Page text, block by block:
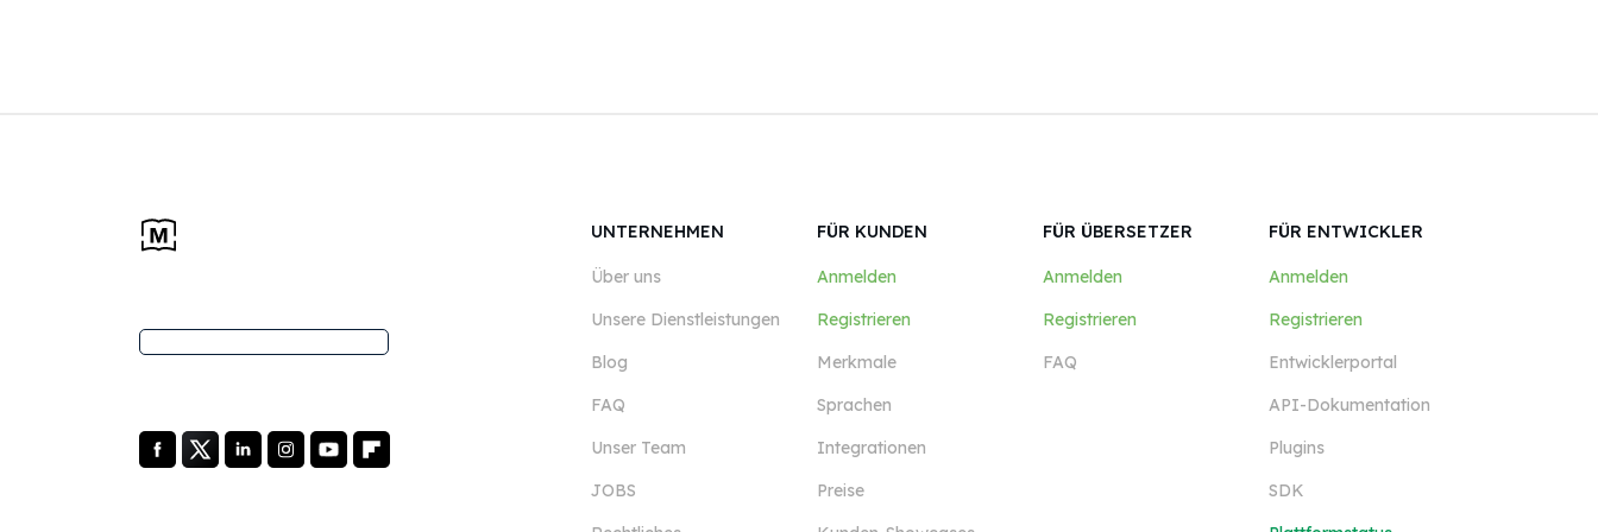
UNTERNEHMEN
Über uns
Unsere Dienstleistungen
Blog
FAQ
Unser Team
JOBS
FÜR KUNDEN
Anmelden
Registrieren
Merkmale
Sprachen
Integrationen
Preise
FÜR ÜBERSETZER
Anmelden
Registrieren
FAQ
FÜR ENTWICKLER
Anmelden
Registrieren
Entwicklerportal
API-Dokumentation
Plugins
SDK